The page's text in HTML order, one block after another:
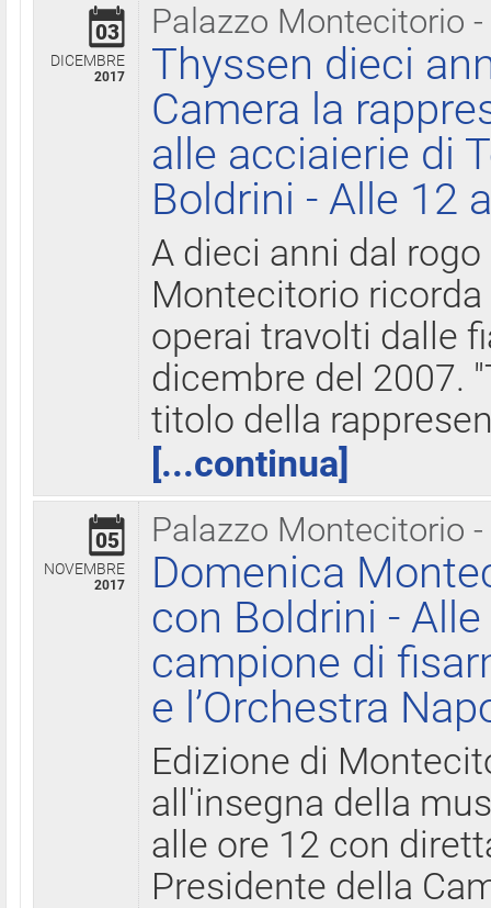
Palazzo Montecitorio
03
DICEMBRE
2017
Thyssen dieci
Camera la
alle acciaierie di
Boldrini - Alle 12
A dieci anni dal
Montecitorio
operai travolti dalle
dicembre del 2007.
titolo della
[...continua]
Palazzo Montecitorio
05
NOVEMBRE
2017
Domenica
con Boldrini -
campione di
e l’Orchestra
Edizione di
all'insegna della
alle ore 12 con
Presidente della